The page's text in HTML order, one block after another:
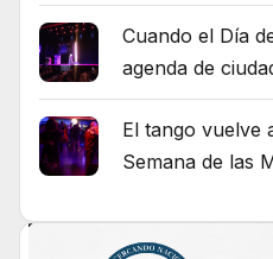
Cuando el Día
agenda de
El tango vuelve
Semana de las